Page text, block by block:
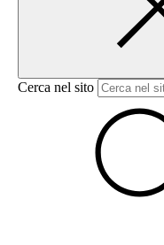
Cerca nel sito